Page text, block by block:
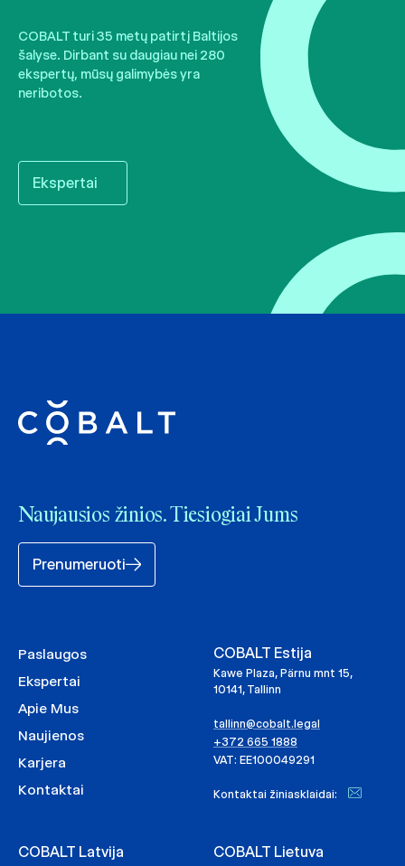
COBALT turi 35 metų patirtį Baltijos
šalyse. Dirbant su daugiau nei 280
ekspertų, mūsų galimybės yra
neribotos.
Ekspertai
Naujausios žinios. Tiesiogiai Jums
Prenumeruoti
Paslaugos
Ekspertai
Apie Mus
Naujienos
Karjera
Kontaktai
COBALT Estija
Kawe Plaza, Pärnu mnt 15,
10141, Tallinn
tallinn@cobalt.legal
+372 665 1888
VAT: EE100049291
Kontaktai žiniasklaidai:
COBALT Latvija COBALT Lietuva